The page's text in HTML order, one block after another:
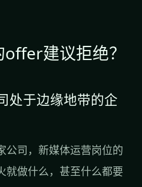
建议拒绝？
处于边缘地带的企
公司，新媒体运营岗位的
就做什么，甚至什么都要